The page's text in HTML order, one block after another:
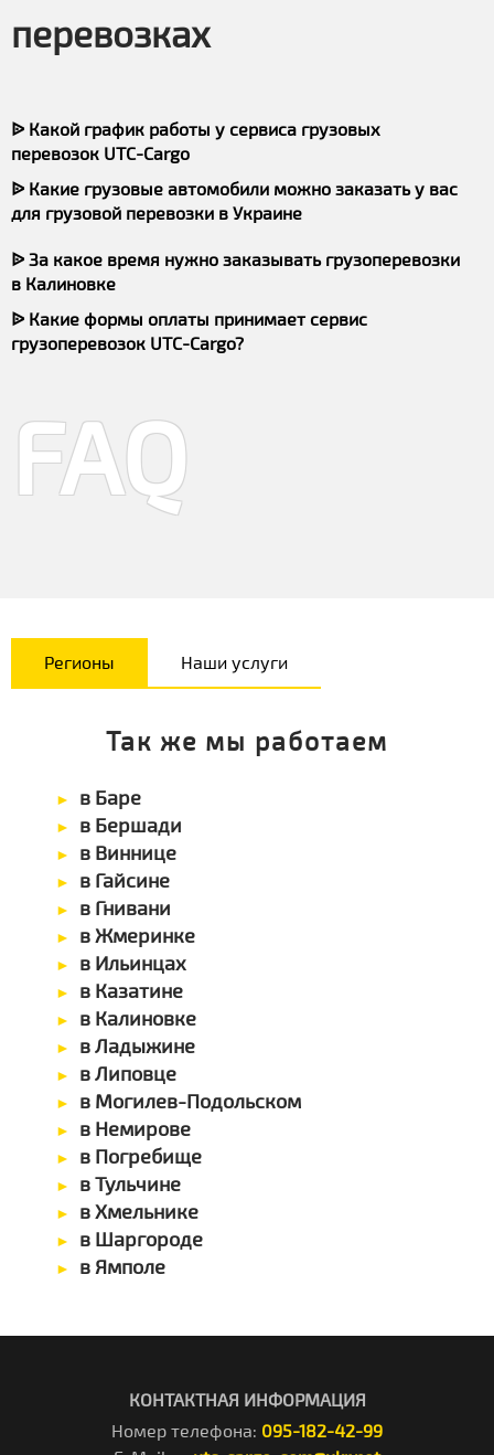
перевозках
ᐉ Какой график работы у сервиса грузовых
перевозок UTC-Cargo
ᐉ Какие грузовые автомобили можно заказать у вас
для грузовой перевозки в Украине
ᐉ За какое время нужно заказывать грузоперевозки
в Калиновке
ᐉ Какие формы оплаты принимает сервис
грузоперевозок UTC-Cargo?
FAQ
Регионы Наши услуги
Так же мы работаем
в Баре
в Бершади
в Виннице
в Гайсине
в Гнивани
в Жмеринке
в Ильинцах
в Казатине
в Калиновке
в Ладыжине
в Липовце
в Могилев-Подольском
в Немирове
в Погребище
в Тульчине
в Хмельнике
в Шаргороде
в Ямполе
КОНТАКТНАЯ ИНФОРМАЦИЯ
Номер телефона: 095-182-42-99